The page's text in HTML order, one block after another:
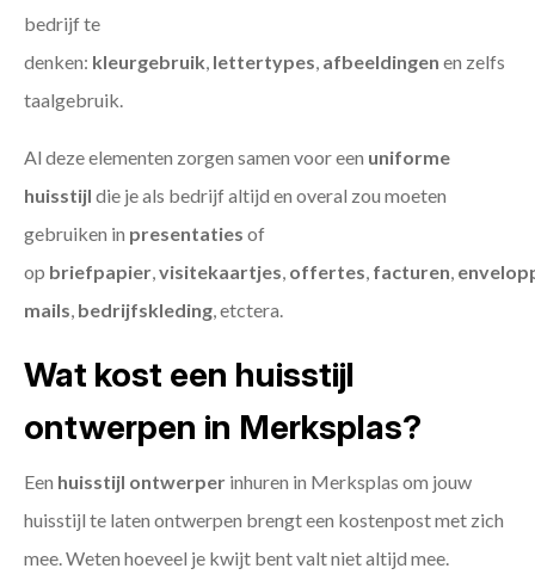
bedrijf te
denken: kleurgebruik, lettertypes, afbeeldingen en zelfs
taalgebruik.
Al deze elementen zorgen samen voor een uniforme
huisstijl die je als bedrijf altijd en overal zou moeten
gebruiken in presentaties of
op briefpapier,visitekaartjes, offertes, facturen,
mails, bedrijfskleding, etctera.
Wat kost een huisstijl
ontwerpen in Merksplas?
Een huisstijl ontwerper inhuren in Merksplas om jouw
huisstijl te laten ontwerpen brengt een kostenpost met zich
mee. Weten hoeveel je kwijt bent valt niet altijd mee.